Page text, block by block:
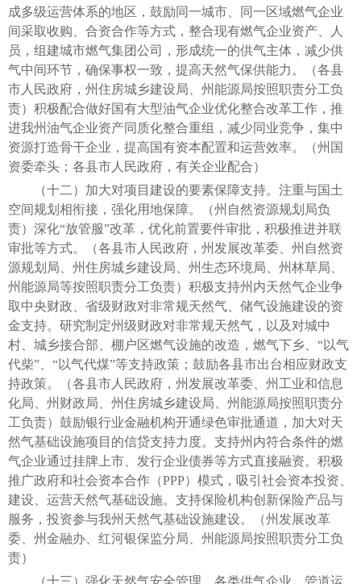
成多级运营体系的地区，鼓励同一城市、同一区域燃气企业
间采取收购、合资合作等方式，整合现有燃气企业资产、人
员，组建城市燃气集团公司，形成统一的供气主体，减少供
气中间环节，确保事权一致，提高天然气保供能力。（各县
市人民政府，州住房城乡建设局、州能源局按照职责分工负
责）积极配合做好国有大型油气企业优化整合改革工作，推
进我州油气企业资产同质化整合重组，减少同业竞争，集中
资源打造骨干企业，提高国有资本配置和运营效率。（州国
资委牵头；各县市人民政府，有关企业配合）
（十二）加大对项目建设的要素保障支持。注重与国土
空间规划相衔接，强化用地保障。（州自然资源规划局负
责）深化“放管服”改革，优化前置要件审批，积极推进并联
审批等方式。（各县市人民政府，州发展改革委、州自然资
源规划局、州住房城乡建设局、州生态环境局、州林草局、
州能源局等按照职责分工负责）积极支持州内天然气企业争
取中央财政、省级财政对非常规天然气、储气设施建设的资
金支持。研究制定州级财政对非常规天然气，以及对城中
村、城乡接合部、棚户区燃气设施的改造，燃气下乡、“以气
代柴”、“以气代煤”等支持政策；鼓励各县市出台相应财政支
持政策。（各县市人民政府，州发展改革委、州工业和信息
化局、州财政局、州住房城乡建设局、州能源局按照职责分
工负责）鼓励银行业金融机构开通绿色审批通道，加大对天
然气基础设施项目的信贷支持力度。支持州内符合条件的燃
气企业通过挂牌上市、发行企业债券等方式直接融资。积极
推广政府和社会资本合作（PPP）模式，吸引社会资本投资、
建设、运营天然气基础设施。支持保险机构创新保险产品与
服务，投资参与我州天然气基础设施建设。（州发展改革
委、州金融办、红河银保监分局、州能源局按照职责分工负
责）
（十三）强化天然气安全管理。各类供气企业、管道运